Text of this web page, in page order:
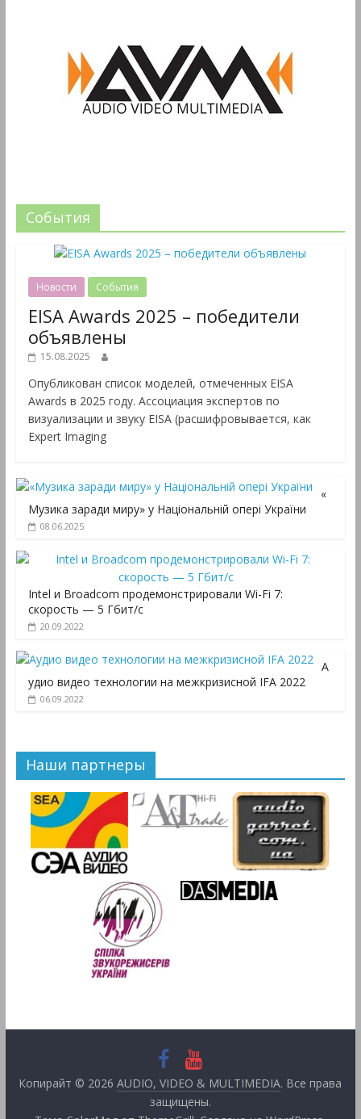
События
Новости События
EISA Awards 2025 – победители
объявлены
15.08.2025
Опубликован список моделей, отмеченных EISA
Awards в 2025 году. Ассоциация экспертов по
визуализации и звуку EISA (расшифровывается, как
Expert Imaging
«
Музика заради миру» у Національній опері України
08.06.2025
Intel и Broadcom продемонстрировали Wi-Fi 7:
скорость — 5 Гбит/с
20.09.2022
А
удио видео технологии на межкризисной IFA 2022
06.09.2022
Наши партнеры
Копирайт © 2026AUDIO, VIDEO & MULTIMEDIA. Все права
защищены.